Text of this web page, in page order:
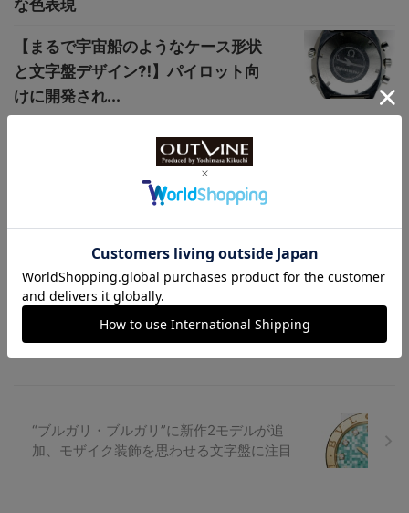
な色表現
【まるで宇宙船のようなケース形状
と文字盤デザイン⁈】パイロット向
けに開発され...
30周年記念の特別仕様【カシオ“プ
ロトレック”新作】自然を表現す
夏仕様のプール・カラー採用【IWC“イン
ヂュニア・オートマティック 35”新作】小
ぶりな35mmケース、“グリッド”パターン
を施した文字盤に注目
“ブルガリ・ブルガリ”に新作2モデルが追
加、モザイク装飾を思わせる文字盤に注目